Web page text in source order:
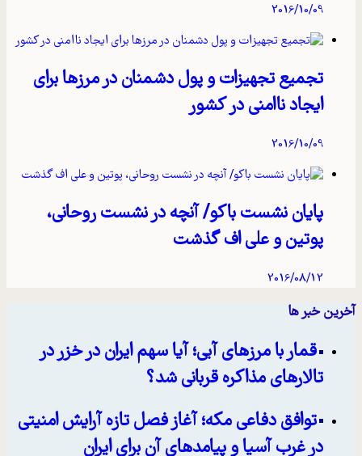
2016/10/09
تجمیع تجهیزات و پول دشمنان در مرزها برای
ایجاد ناامنی در کشور
2016/10/09
پایان نشست باکو/ آنچه در نشست روحانی،
پوتین و علی اف گذشت
2016/08/12
آخرین خبر ها
قمار با مرزهای آبی؛ آیا سهم ایران در خزر در
تالارهای مذاکره قربانی شد؟
توافق دفاعی مکه؛ آغاز فصل تازه آرایش امنیتی
در غرب آسیا و پیامدهای آن برای ایران